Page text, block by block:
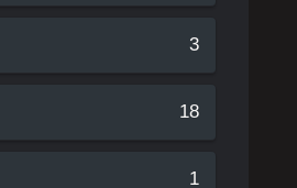
3
18
1